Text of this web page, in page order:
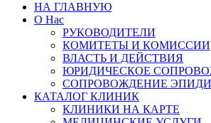
НА ГЛАВНУЮ
О Нас
РУКОВОДИТЕЛИ
КОМИТЕТЫ И КОМИССИИ
ВЛАСТЬ И ДЕЙСТВИЯ
ЮРИДИЧЕСКОЕ
СОПРОВОЖДЕНИЕ
КАТАЛОГ КЛИНИК
КЛИНИКИ НА КАРТЕ